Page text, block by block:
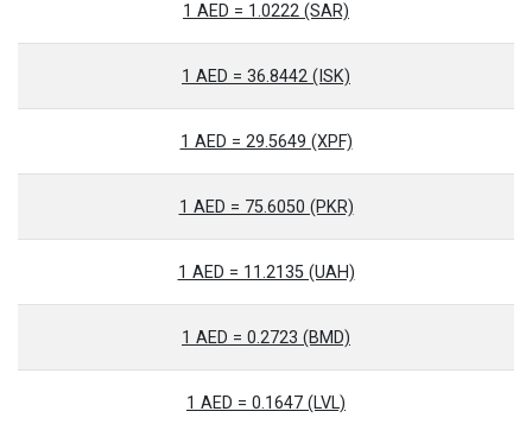
1 AED = 1.0222 (SAR)
1 AED = 36.8442 (ISK)
1 AED = 29.5649 (XPF)
1 AED = 75.6050 (PKR)
1 AED = 11.2135 (UAH)
1 AED = 0.2723 (BMD)
1 AED = 0.1647 (LVL)